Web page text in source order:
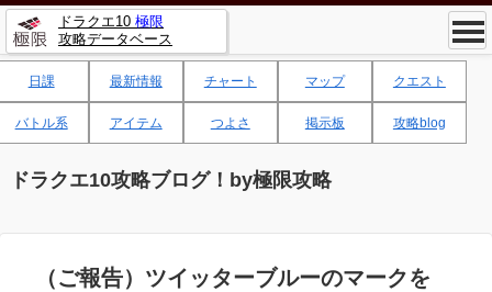
ドラクエ10 極限
攻略データベース
日課 最新情報 チャート マップ クエスト
バトル系 アイテム つよさ 掲示板 攻略blog
ドラクエ10攻略ブログ！by極限攻略
（ご報告）ツイッターブルーのマークを